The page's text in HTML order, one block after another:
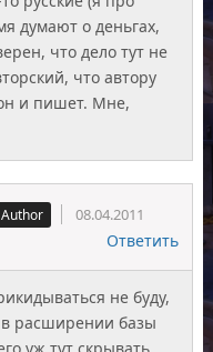
думают о деньгах,
что дело тут не
что автору
и пишет. Мне,
08.04.2011
Ответить
не буду,
расширении базы
уж тут скрывать.